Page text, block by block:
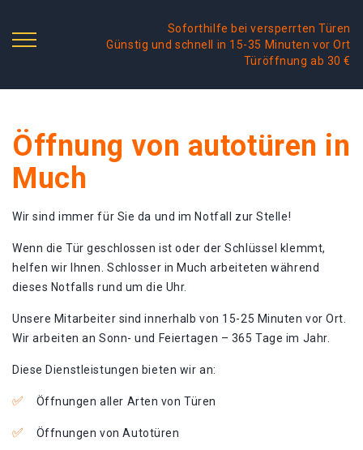
Soforthilfe bei versperrten Türen
Günstig und schnell in 15-35 Minuten vor Ort
Türöffnung ab 30 €
Öffnung von autotüren in
Much
Wir sind immer für Sie da und im Notfall zur Stelle!
Wenn die Tür geschlossen ist oder der Schlüssel klemmt,
helfen wir Ihnen. Schlosser in Much arbeiteten während
dieses Notfalls rund um die Uhr.
Unsere Mitarbeiter sind innerhalb von 15-25 Minuten vor Ort.
Wir arbeiten an Sonn- und Feiertagen – 365 Tage im Jahr.
Diese Dienstleistungen bieten wir an:
Öffnungen aller Arten von Türen
Öffnungen von Autotüren